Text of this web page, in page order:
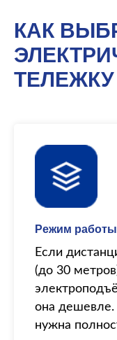
КАК
ТЕЛЕЖКУ
Режим работы
Если
(до 30
она
нужна